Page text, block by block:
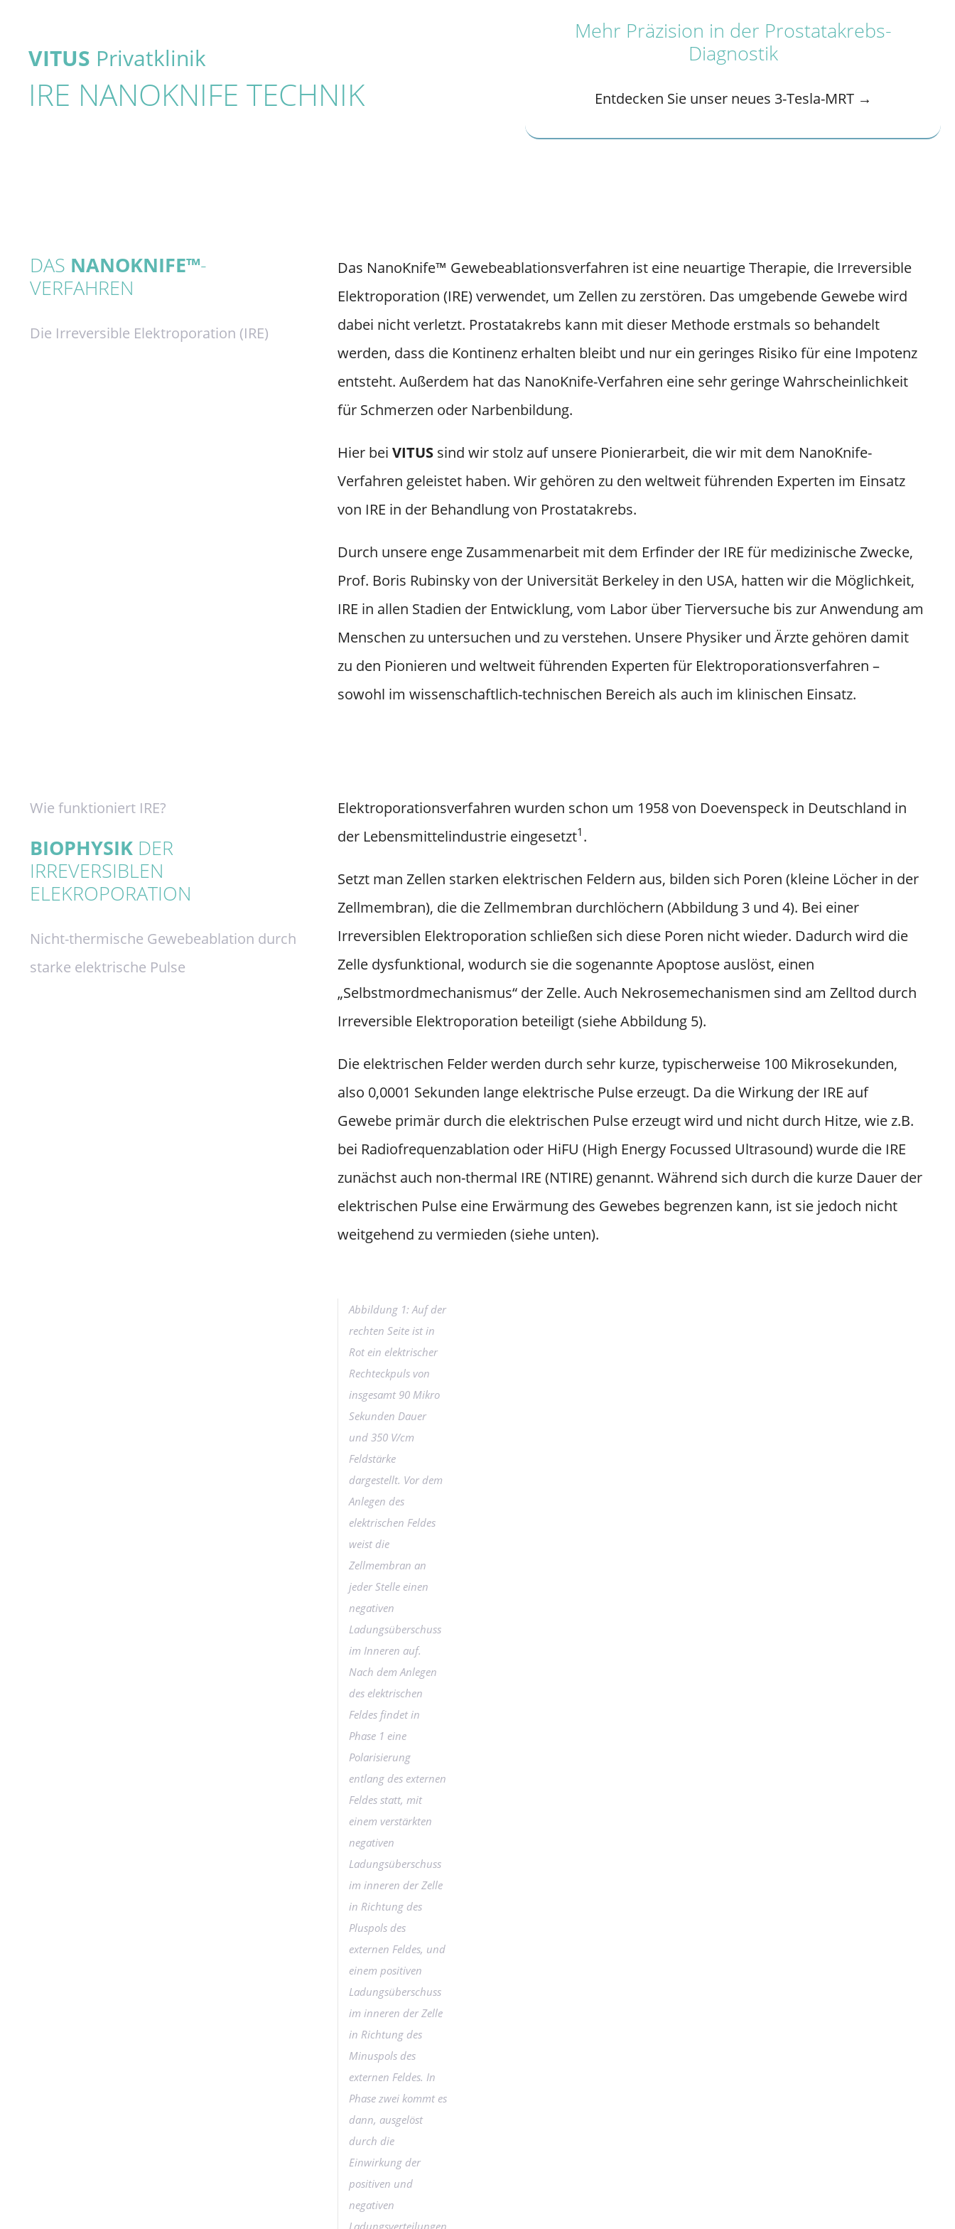
VITUS Privatklinik
IRE NANOKNIFE TECHNIK
Mehr Präzision in der Prostatakrebs-
Diagnostik
Entdecken Sie unser neues 3-Tesla-MRT →
DAS NANOKNIFE™-
VERFAHREN
Die Irreversible Elektroporation (IRE)
Das NanoKnife™ Gewebeablationsverfahren ist eine neuartige Therapie, die Irreversible
Elektroporation (IRE) verwendet, um Zellen zu zerstören. Das umgebende Gewebe wird
dabei nicht verletzt. Prostatakrebs kann mit dieser Methode erstmals so behandelt
werden, dass die Kontinenz erhalten bleibt und nur ein geringes Risiko für eine Impotenz
entsteht. Außerdem hat das NanoKnife-Verfahren eine sehr geringe Wahrscheinlichkeit
für Schmerzen oder Narbenbildung.
Hier beiVITUS sind wir stolz auf unsere Pionierarbeit, die wir mit dem NanoKnife-
Verfahren geleistet haben. Wir gehören zu den weltweit führenden Experten im Einsatz
von IRE in der Behandlung von Prostatakrebs.
Durch unsere enge Zusammenarbeit mit dem Erfinder der IRE für medizinische Zwecke,
Prof. Boris Rubinsky von der Universität Berkeley in den USA, hatten wir die Möglichkeit,
IRE in allen Stadien der Entwicklung, vom Labor über Tierversuche bis zur Anwendung am
Menschen zu untersuchen und zu verstehen. Unsere Physiker und Ärzte gehören damit
zu den Pionieren und weltweit führenden Experten für Elektroporationsverfahren –
sowohl im wissenschaftlich-technischen Bereich als auch im klinischen Einsatz.
Wie funktioniert IRE?
BIOPHYSIK DER
IRREVERSIBLEN
ELEKROPORATION
Nicht-thermische Gewebeablation durch
starke elektrische Pulse
Elektroporationsverfahren wurden schon um 1958 von Doevenspeck in Deutschland in
der Lebensmittelindustrie eingesetzt1 .
Setzt man Zellen starken elektrischen Feldern aus, bilden sich Poren (kleine Löcher in der
Zellmembran), die die Zellmembran durchlöchern (Abbildung 3 und 4). Bei einer
Irreversiblen Elektroporation schließen sich diese Poren nicht wieder. Dadurch wird die
Zelle dysfunktional, wodurch sie die sogenannte Apoptose auslöst, einen
„Selbstmordmechanismus“ der Zelle. Auch Nekrosemechanismen sind am Zelltod durch
Irreversible Elektroporation beteiligt (siehe Abbildung 5).
Die elektrischen Felder werden durch sehr kurze, typischerweise 100 Mikrosekunden,
also 0,0001 Sekunden lange elektrische Pulse erzeugt. Da die Wirkung der IRE auf
Gewebe primär durch die elektrischen Pulse erzeugt wird und nicht durch Hitze, wie z.B.
bei Radiofrequenzablation oder HiFU (High Energy Focussed Ultrasound) wurde die IRE
zunächst auch non-thermal IRE (NTIRE) genannt. Während sich durch die kurze Dauer der
elektrischen Pulse eine Erwärmung des Gewebes begrenzen kann, ist sie jedoch nicht
weitgehend zu vermieden (siehe unten).
Abbildung 1: Auf der
rechten Seite ist in
Rot ein elektrischer
Rechteckpuls von
insgesamt 90 Mikro
Sekunden Dauer
und 350 V/cm
Feldstärke
dargestellt. Vor dem
Anlegen des
elektrischen Feldes
weist die
Zellmembran an
jeder Stelle einen
negativen
Ladungsüberschuss
im Inneren auf.
Nach dem Anlegen
des elektrischen
Feldes findet in
Phase 1 eine
Polarisierung
entlang des externen
Feldes statt, mit
einem verstärkten
negativen
Ladungsüberschuss
im inneren der Zelle
in Richtung des
Pluspols des
externen Feldes, und
einem positiven
Ladungsüberschuss
im inneren der Zelle
in Richtung des
Minuspols des
externen Feldes. In
Phase zwei kommt es
dann, ausgelöst
durch die
Einwirkung der
positiven und
negativen
Ladungsverteilungen